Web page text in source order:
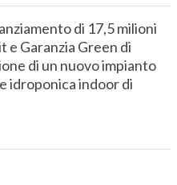
di 17,5 milioni
e Garanzia Green di
di un nuovo impianto
idroponica indoor di